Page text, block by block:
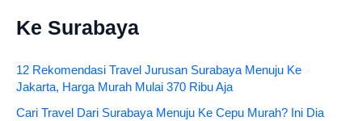
Ke Surabaya
12 Rekomendasi Travel Jurusan Surabaya Menuju Ke
Jakarta, Harga Murah Mulai 370 Ribu Aja
Cari Travel Dari Surabaya Menuju Ke Cepu Murah? Ini Dia